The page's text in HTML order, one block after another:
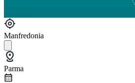
Manfredonia
Parma